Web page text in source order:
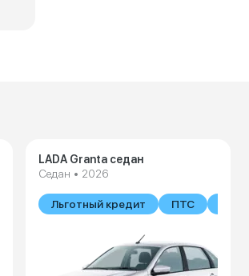
В наличии
LADA Granta седан
Седан • 2026
Льготный кредит ПТС